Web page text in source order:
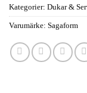
Kategorier: Dukar &
Varumärke: Sagaform